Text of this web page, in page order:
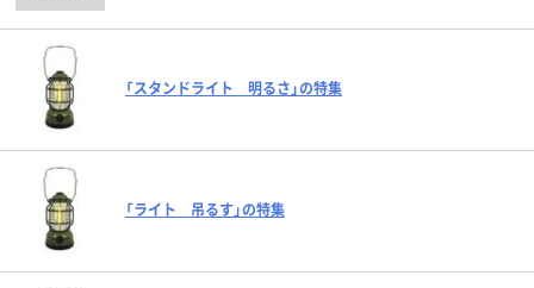
「スタンドライト 明るさ」の特集
「ライト 吊るす」の特集